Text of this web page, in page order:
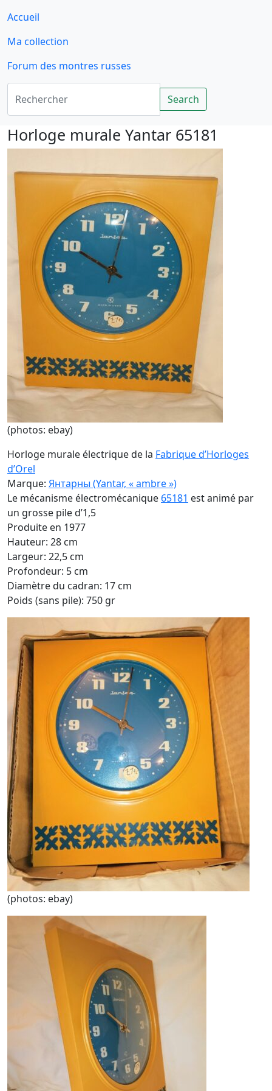
Accueil
Ma collection
Forum des montres russes
Rechercher
Search
Horloge murale Yantar 65181
(photos: ebay)
Horloge murale électrique de la Fabrique d’Horloges
d’Orel
Marque: Янтарны (Yantar, « ambre »)
Le mécanisme électromécanique 65181 est animé par
un grosse pile d’1,5
Produite en 1977
Hauteur: 28 cm
Largeur: 22,5 cm
Profondeur: 5 cm
Diamètre du cadran: 17 cm
Poids (sans pile): 750 gr
(photos: ebay)